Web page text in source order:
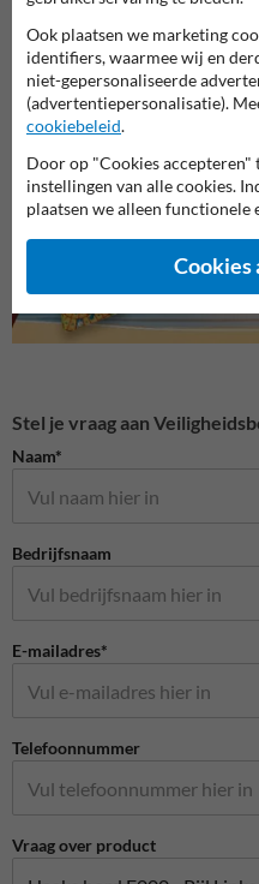
Brand bordjes (haaks)
Stel je vraag aan
Naam*
Bedrijfsnaam
E-mailadres*
Telefoonnummer
Vraag over product
Ook plaatsen we marketing
identifiers, waarmee wij en
niet-gepersonaliseerde
(advertentiepersonalisatie).
cookiebeleid.
Door op "Cookies accepteren"
instellingen van alle cookies.
plaatsen we alleen functionele
Cookies